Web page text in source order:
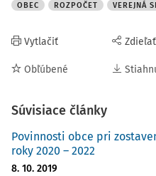
OBEC ROZPOČET VEREJNÁ
Vytlačiť
Obľúbené
Zdieľať
Súvisiace články
Povinnosti obce pri
roky 2020 – 2022
8. 10. 2019